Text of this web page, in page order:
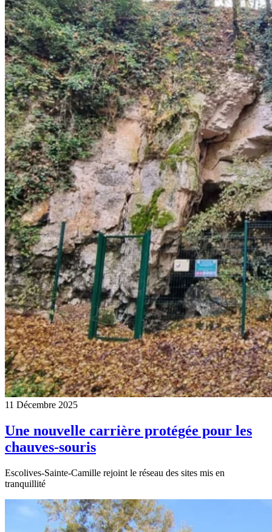
11 Décembre 2025
Une nouvelle carrière protégée pour les
chauves-souris
Escolives-Sainte-Camille rejoint le réseau des sites mis en
tranquillité